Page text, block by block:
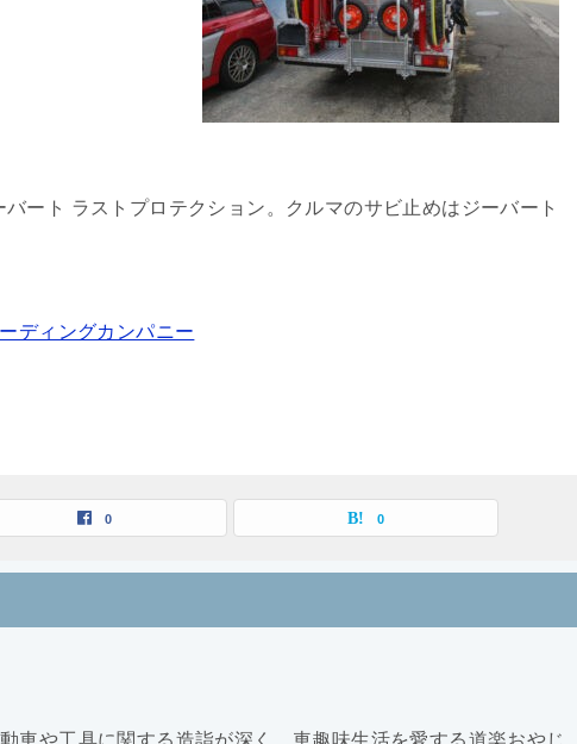
ート ラストプロテクション。クルマのサビ止めはジーバート
ディングカンパニー
0 0
車や工具に関する造詣が深く、車趣味生活を愛する道楽おやじ。